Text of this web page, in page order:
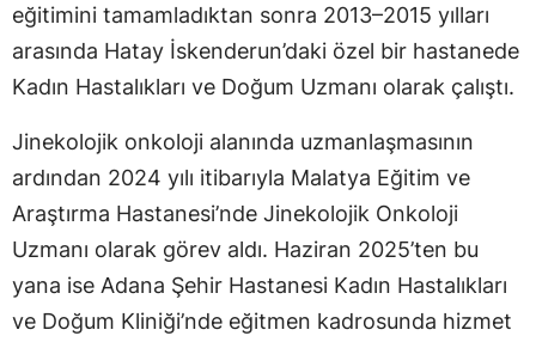
eğitimini tamamladıktan sonra 2013–2015 yılları
arasında Hatay İskenderun’daki özel bir hastanede
Kadın Hastalıkları ve Doğum Uzmanı olarak çalıştı.
Jinekolojik onkoloji alanında uzmanlaşmasının
ardından 2024 yılı itibarıyla Malatya Eğitim ve
Araştırma Hastanesi’nde Jinekolojik Onkoloji
Uzmanı olarak görev aldı. Haziran 2025’ten bu
yana ise Adana Şehir Hastanesi Kadın Hastalıkları
ve Doğum Kliniği’nde eğitmen kadrosunda hizmet